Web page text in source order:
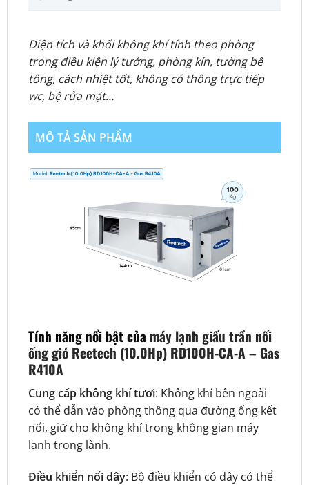
Diện tích và khối không khí tính theo phòng
trong điều kiện lý tưởng, phòng kín, tường bê
tông, cách nhiệt tốt, không có thông trực tiếp
wc, bệ rửa mặt…
MÔ TẢ SẢN PHẨM
Tính năng nổi bật của máy lạnh giấu trần nối
ống gió Reetech (10.0Hp) RD100H-CA-A – Gas
R410A
Cung cấp không khí tươi: Không khí bên ngoài
có thể dẫn vào phòng thông qua đường ống kết
nối, giữ cho không khí trong không gian máy
lạnh trong lành.
Điều khiển nối dây: Bộ điều khiển có dây có thể